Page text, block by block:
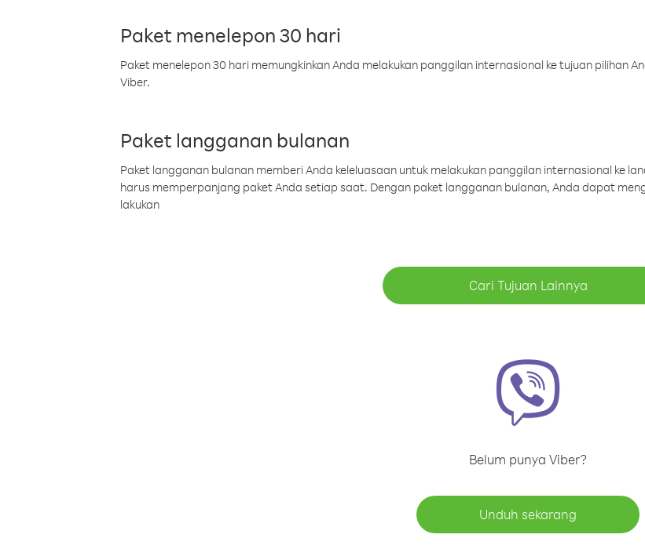
Paket menelepon 30 hari
Paket menelepon 30 hari memungkinkan Anda melakukan panggilan internasional ke tujuan pilihan
Viber.
Paket langganan bulanan
Paket langganan bulanan memberi Anda keleluasaan untuk melakukan panggilan internasional ke
harus memperpanjang paket Anda setiap saat. Dengan paket langganan bulanan, Anda dapat
lakukan
Cari Tujuan Lainnya
Belum punya Viber?
Unduh sekarang